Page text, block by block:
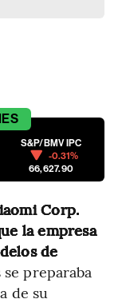
S&P/BMV IPC
-0.31%
66,627.90
Corp.
la empresa
de
preparaba
de su